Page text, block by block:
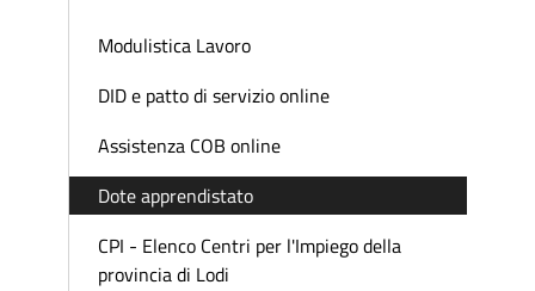
Modulistica Lavoro
DID e patto di servizio online
Assistenza COB online
Dote apprendistato
CPI - Elenco Centri per l'Impiego della
provincia di Lodi